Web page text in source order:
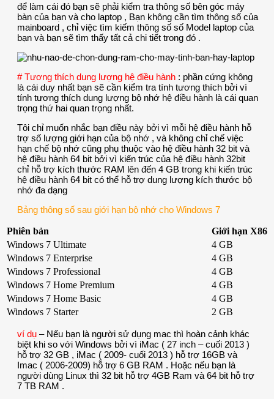
để làm cái đó bạn sẽ phải kiểm tra thông số bên góc máy
bàn của bạn và cho laptop , Bạn không cần tìm thông số của
mainboard , chỉ việc tìm kiếm thông số số Model laptop của
bạn và bạn sẽ tìm thấy tất cả chi tiết trong đó .
# Tương thích dung lượng hệ điều hành : phần cứng không
là cái duy nhất bạn sẽ cần kiểm tra tính tương thích bởi vì
tính tương thích dung lượng bộ nhớ hệ điều hành là cái quan
trọng thứ hai quan trọng nhất.
Tôi chỉ muốn nhắc bạn điều này bởi vì mỗi hệ điều hành hỗ
trợ số lượng giới hạn của bộ nhớ , và không chỉ chế việc
hạn chế bộ nhớ cũng phụ thuộc vào hệ điều hành 32 bit và
hệ điều hành 64 bit bởi vì kiến trúc của hệ điều hành 32bit
chỉ hỗ trợ kích thước RAM lên đến 4 GB trong khi kiến trúc
hệ điều hành 64 bit có thể hỗ trợ dung lượng kích thước bộ
nhớ đa dạng
Bảng thông số sau giới hạn bộ nhớ cho Windows 7
Phiên bản
Giới hạn X86
Windows 7 Ultimate
4 GB
Windows 7 Enterprise
4 GB
Windows 7 Professional
4 GB
Windows 7 Home Premium
4 GB
Windows 7 Home Basic
4 GB
Windows 7 Starter
2 GB
ví dụ – Nếu bạn là người sử dụng mac thì hoàn cảnh khác
biệt khi so với Windows bởi vì iMac ( 27 inch – cuối 2013 )
hỗ trợ 32 GB , iMac ( 2009- cuối 2013 ) hỗ trợ 16GB và
Imac ( 2006-2009) hỗ trợ 6 GB RAM . Hoặc nếu bạn là
người dùng Linux thì 32 bit hỗ trợ 4GB Ram và 64 bit hỗ trợ
7 TB RAM .